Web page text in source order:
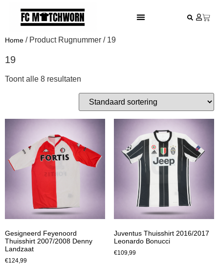
Home / Product Rugnummer / 19
19
Toont alle 8 resultaten
Gesigneerd Feyenoord
Thuisshirt 2007/2008 Denny
Landzaat
€124,99
Juventus Thuisshirt 2016/2017
Leonardo Bonucci
€109,99